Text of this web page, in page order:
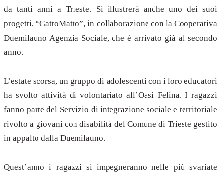
da tanti anni a Trieste. Si illustrerà anche uno dei suoi
progetti, “GattoMatto”, in collaborazione con la Cooperativa
Duemilauno Agenzia Sociale, che è arrivato già al secondo
anno.
L’estate scorsa, un gruppo di adolescenti con i loro educatori
ha svolto attività di volontariato all’Oasi Felina. I ragazzi
fanno parte del Servizio di integrazione sociale e territoriale
rivolto a giovani con disabilità del Comune di Trieste gestito
in appalto dalla Duemilauno.
Quest’anno i ragazzi si impegneranno nelle più svariate